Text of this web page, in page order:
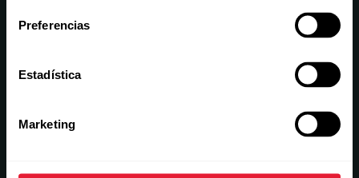
Preferencias
Estadística
Marketing